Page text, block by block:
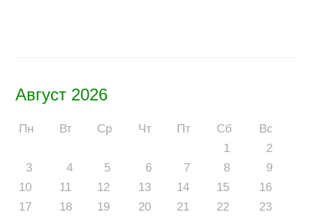
Август 2026
Пн Вт Ср Чт Пт Сб
Вс
1
2
3
4 5 6 7 8
9
10
11 12 13 14 15
16
17
18 19 20 21 22
23